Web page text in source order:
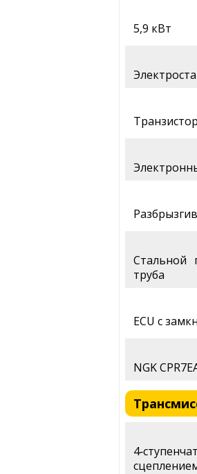
5,9 кВт
Стальной
труба
ECU с
NGK